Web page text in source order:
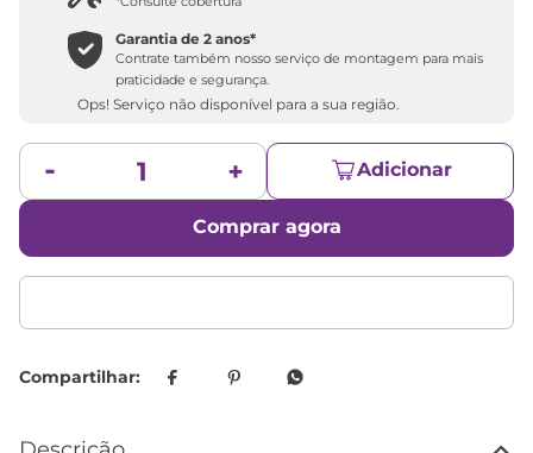
Garantia de 2 anos*
Contrate também nosso serviço de montagem para mais
praticidade e segurança.
Ops! Serviço não disponível para a sua região.
Adicionar
Comprar agora